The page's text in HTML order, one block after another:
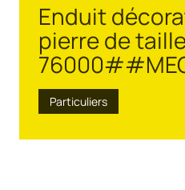
Enduit
pierre de
Particuliers